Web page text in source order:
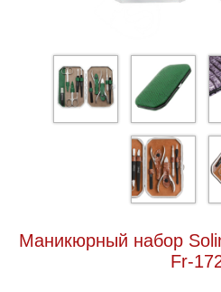
Маникюрный набор
Fr-